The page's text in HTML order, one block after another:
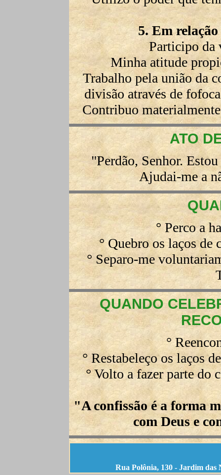
5. Em
Participo da
Minha atitude
Trabalho pela união da
divisão através de
Contribuo
ATO
"Perdão, Senhor.
Ajudai-me a
° Perco a
° Quebro os laços de
° Separo-me
QUANDO
°
° Restabeleço os laços
° Volto a fazer parte do
"A confissão é a forma
com Deus e
Rua Polônia, 130 - Jardim das